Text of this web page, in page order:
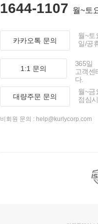
1644-1107 월~토
카카오톡 문의
월~토
일/공
1:1 문의
365일
고객센
다.
대량주문 문의
월~금
점심
비회원 문의 : help@kurlycorp.com